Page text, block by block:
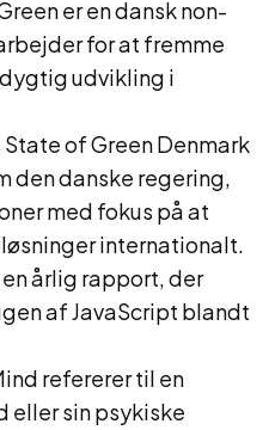
er en dansk non-
for at fremme
udvikling i
of Green Denmark
den danske regering,
med fokus på at
internationalt.
årlig rapport, der
af JavaScript blandt
refererer til en
eller sin psykiske